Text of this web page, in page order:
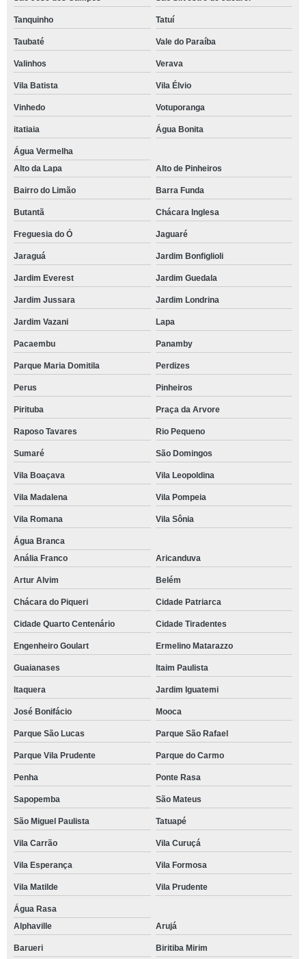
Tanquinho Tatuí
Taubaté Vale do Paraíba
Valinhos Verava
Vila Batista Vila Élvio
Vinhedo Votuporanga
itatiaia Água Bonita
Água Vermelha
Alto da Lapa
Alto de Pinheiros
Bairro do Limão Barra Funda
Butantã Chácara Inglesa
Freguesia do Ó Jaguaré
Jaraguá Jardim Bonfiglioli
Jardim Everest Jardim Guedala
Jardim Jussara Jardim Londrina
Jardim Vazani Lapa
Pacaembu Panamby
Parque Maria Domitila Perdizes
Perus Pinheiros
Pirituba Praça da Arvore
Raposo Tavares Rio Pequeno
Sumaré São Domingos
Vila Boaçava Vila Leopoldina
Vila Madalena Vila Pompeia
Vila Romana Vila Sônia
Água Branca
Anália Franco
Aricanduva
Artur Alvim Belém
Chácara do Piqueri Cidade Patriarca
Cidade Quarto Centenário Cidade Tiradentes
Engenheiro Goulart Ermelino Matarazzo
Guaianases Itaim Paulista
Itaquera Jardim Iguatemi
José Bonifácio Mooca
Parque São Lucas Parque São Rafael
Parque Vila Prudente Parque do Carmo
Penha Ponte Rasa
Sapopemba São Mateus
São Miguel Paulista Tatuapé
Vila Carrão Vila Curuçá
Vila Esperança Vila Formosa
Vila Matilde Vila Prudente
Água Rasa
Alphaville
Arujá
Barueri Biritiba Mirim